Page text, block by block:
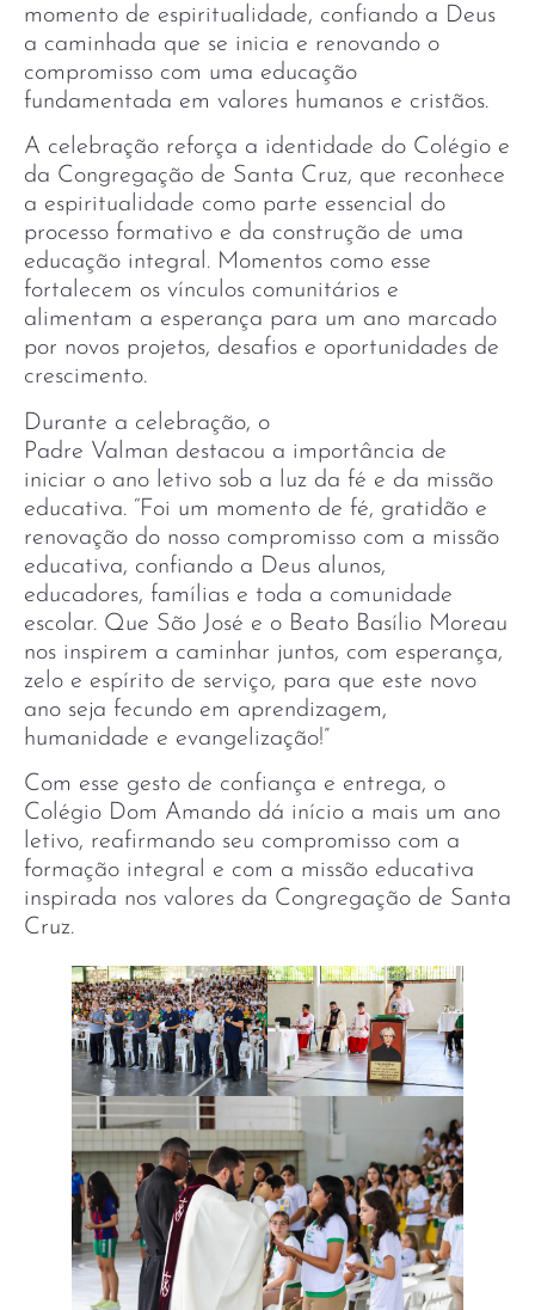
momento de espiritualidade, confiando a Deus
a caminhada que se inicia e renovando o
compromisso com uma educação
fundamentada em valores humanos e cristãos.
A celebração reforça a identidade do Colégio e
da Congregação de Santa Cruz, que reconhece
a espiritualidade como parte essencial do
processo formativo e da construção de uma
educação integral. Momentos como esse
fortalecem os vínculos comunitários e
alimentam a esperança para um ano marcado
por novos projetos, desafios e oportunidades de
crescimento.
Durante a celebração, o
Padre Valman destacou a importância de
iniciar o ano letivo sob a luz da fé e da missão
educativa. “Foi um momento de fé, gratidão e
renovação do nosso compromisso com a missão
educativa, confiando a Deus alunos,
educadores, famílias e toda a comunidade
escolar. Que São José e o Beato Basílio Moreau
nos inspirem a caminhar juntos, com esperança,
zelo e espírito de serviço, para que este novo
ano seja fecundo em aprendizagem,
humanidade e evangelização!”
Com esse gesto de confiança e entrega, o
Colégio Dom Amando dá início a mais um ano
letivo, reafirmando seu compromisso com a
formação integral e com a missão educativa
inspirada nos valores da Congregação de Santa
Cruz.